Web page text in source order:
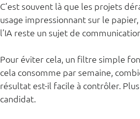
C’est souvent là que les projets
usage impressionnant sur le
l’IA reste un sujet de
Pour éviter cela, un filtre simple
cela consomme par semaine,
résultat est-il facile à contrôler.
candidat.